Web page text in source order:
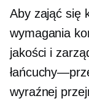
Aby zająć się
wymagania
jakości i
wyraźnej